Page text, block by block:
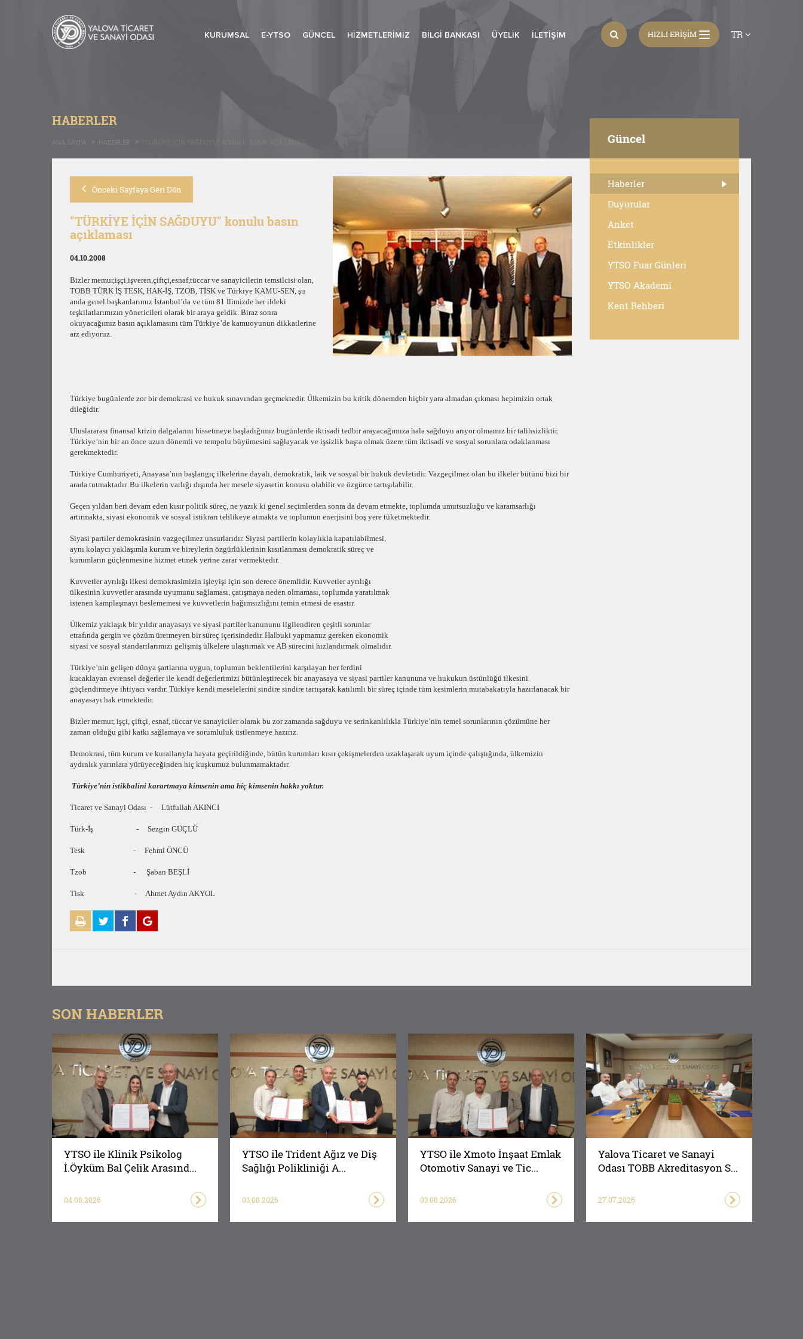
KURUMSAL E-YTSO GÜNCEL HIZMETLERIMIZ BILGI BANKASI ÜYELIK İLETIŞIM TR
HIZLI ERİŞİM
HABERLER
ANA SAYFA HABERLER "TÜRKİYE İÇİN SAĞDUYU" KONULU BASIN AÇIKLAMASI
Önceki Sayfaya Geri Dön
"TÜRKİYE İÇİN SAĞDUYU" konulu basın
açıklaması
04.10.2008
Bizler memur,işçi,işveren,çiftçi,esnaf,tüccar ve sanayicilerin temsilcisi olan,
TOBB TÜRK İŞ TESK, HAK-İŞ, TZOB, TİSK ve Türkiye KAMU-SEN, şu
anda genel başkanlarımız İstanbul’da ve tüm 81 İlimizde her ildeki
teşkilatlarımızın yöneticileri olarak bir araya geldik. Biraz sonra
okuyacağımız basın açıklamasını tüm Türkiye’de kamuoyunun dikkatlerine
arz ediyoruz.
Türkiye bugünlerde zor bir demokrasi ve hukuk sınavından geçmektedir. Ülkemizin bu kritik dönemden hiçbir yara almadan çıkması hepimizin ortak
dileğidir.
Uluslararası finansal krizin dalgalarını hissetmeye başladığımız bugünlerde iktisadi tedbir arayacağımıza hala sağduyu arıyor olmamız bir talihsizliktir.
Türkiye’nin bir an önce uzun dönemli ve tempolu büyümesini sağlayacak ve işsizlik başta olmak üzere tüm iktisadi ve sosyal sorunlara odaklanması
gerekmektedir.
Türkiye Cumhuriyeti, Anayasa’nın başlangıç ilkelerine dayalı, demokratik, laik ve sosyal bir hukuk devletidir. Vazgeçilmez olan bu ilkeler bütünü bizi bir
arada tutmaktadır. Bu ilkelerin varlığı dışında her mesele siyasetin konusu olabilir ve özgürce tartışılabilir.
Geçen yıldan beri devam eden kısır politik süreç, ne yazık ki genel seçimlerden sonra da devam etmekte, toplumda umutsuzluğu ve karamsarlığı
artırmakta, siyasi ekonomik ve sosyal istikrarı tehlikeye atmakta ve toplumun enerjisini boş yere tüketmektedir.
Siyasi partiler demokrasinin vazgeçilmez unsurlarıdır. Siyasi partilerin kolaylıkla kapatılabilmesi,
aynı kolaycı yaklaşımla kurum ve bireylerin özgürlüklerinin kısıtlanması demokratik süreç ve
kurumların güçlenmesine hizmet etmek yerine zarar vermektedir.
Kuvvetler ayrılığı ilkesi demokrasimizin işleyişi için son derece önemlidir. Kuvvetler ayrılığı
ülkesinin kuvvetler arasında uyumunu sağlaması, çatışmaya neden olmaması, toplumda yaratılmak
istenen kamplaşmayı beslememesi ve kuvvetlerin bağımsızlığını temin etmesi de esastır.
Ülkemiz yaklaşık bir yıldır anayasayı ve siyasi partiler kanununu ilgilendiren çeşitli sorunlar
etrafında gergin ve çözüm üretmeyen bir süreç içerisindedir. Halbuki yapmamız gereken ekonomik
siyasi ve sosyal standartlarımızı gelişmiş ülkelere ulaştırmak ve AB sürecini hızlandırmak olmalıdır.
Türkiye’nin gelişen dünya şartlarına uygun, toplumun beklentilerini karşılayan her ferdini
kucaklayan evrensel değerler ile kendi değerlerimizi bütünleştirecek bir anayasaya ve siyasi partiler kanununa ve hukukun üstünlüğü ilkesini
güçlendirmeye ihtiyacı vardır. Türkiye kendi meselelerini sindire sindire tartışarak katılımlı bir süreç içinde tüm kesimlerin mutabakatıyla hazırlanacak bir
anayasayı hak etmektedir.
Bizler memur, işçi, çiftçi, esnaf, tüccar ve sanayiciler olarak bu zor zamanda sağduyu ve serinkanlılıkla Türkiye’nin temel sorunlarının çözümüne her
zaman olduğu gibi katkı sağlamaya ve sorumluluk üstlenmeye hazırız.
Demokrasi, tüm kurum ve kurallarıyla hayata geçirildiğinde, bütün kurumları kısır çekişmelerden uzaklaşarak uyum içinde çalıştığında, ülkemizin
aydınlık yarınlara yürüyeceğinden hiç kuşkumuz bulunmamaktadır.
Türkiye’nin istikbalini karartmaya kimsenin ama hiç kimsenin hakkı yoktur.
Ticaret ve Sanayi Odası - Lütfullah AKINCI
Türk-İş - Sezgin GÜÇLÜ
Tesk - Fehmi ÖNCÜ
Tzob - Şaban BEŞLİ
Tisk - Ahmet Aydın AKYOL
Güncel
Haberler
Duyurular
Anket
Etkinlikler
YTSO Fuar Günleri
YTSO Akademi
Kent Rehberi
SON HABERLER
YTSO ile Klinik Psikolog
İ.Öyküm Bal Çelik Arasınd...
04.08.2026
YTSO ile Trident Ağız ve Diş
Sağlığı Polikliniği A...
03.08.2026
YTSO ile Xmoto İnşaat Emlak
Otomotiv Sanayi ve Tic...
03.08.2026
Yalova Ticaret ve Sanayi
Odası TOBB Akreditasyon S...
27.07.2026